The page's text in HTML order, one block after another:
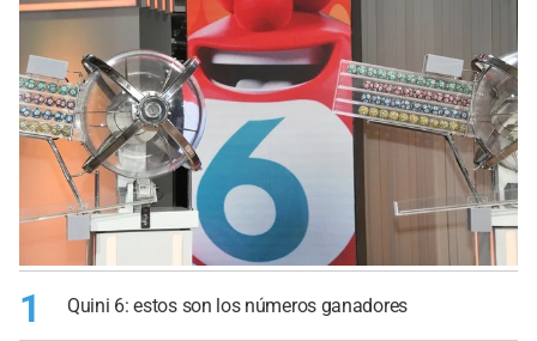
1 Quini 6: estos son los números ganadores